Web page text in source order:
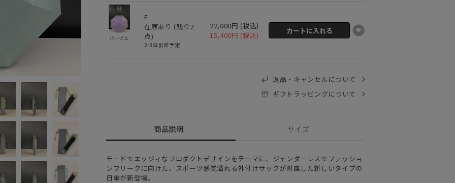
パープル
F
在庫あり (残り 2
点)
2-3日出荷予定
22,000円 (税込)
15,400円 (税込)
返品・キャンセルについて
ギフトラッピングについて
商品説明 サイズ
モードでエッジィなプロダクトデザインをテーマに、ジェンダーレスでファッショ
ンフリークに向けた、スポーツ感覚溢れる外付けサックが附属した新しいタイプの
日傘が新登場。